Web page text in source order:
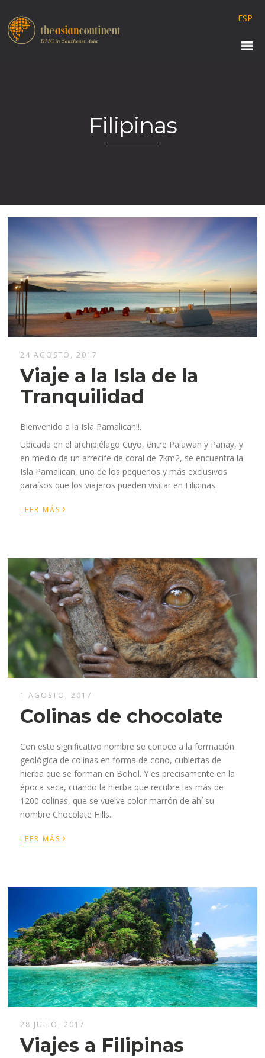
ESP
Filipinas
24 AGOSTO, 2017
Viaje a la Isla de la
Tranquilidad
Bienvenido a la Isla Pamalican!!.
Ubicada en el archipiélago Cuyo, entre Palawan y Panay, y
en medio de un arrecife de coral de 7km2, se encuentra la
Isla Pamalican, uno de los pequeños y más exclusivos
paraísos que los viajeros pueden visitar en Filipinas.
LEER MÁS ›
1 AGOSTO, 2017
Colinas de chocolate
Con este significativo nombre se conoce a la formación
geológica de colinas en forma de cono, cubiertas de
hierba que se forman en Bohol. Y es precisamente en la
época seca, cuando la hierba que recubre las más de
1200 colinas, que se vuelve color marrón de ahí su
nombre Chocolate Hills.
LEER MÁS ›
28 JULIO, 2017
Viajes a Filipinas